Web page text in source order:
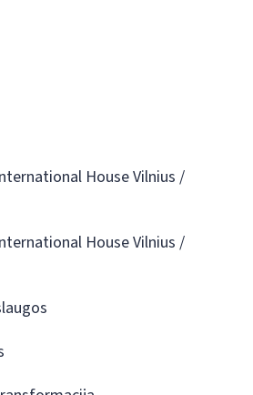
House Vilnius /
House Vilnius /